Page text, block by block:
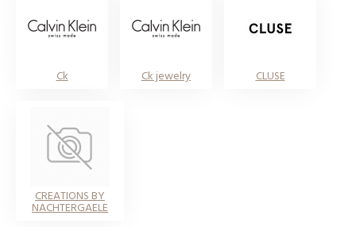
Ck Ck jewelry CLUSE
CREATIONS BY
NACHTERGAELE